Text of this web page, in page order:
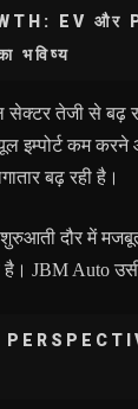
EV और
भविष्य
सेक्टर तेजी से बढ़
इम्पोर्ट कम
बढ़ रही है।
दौर में
है। JBM Auto